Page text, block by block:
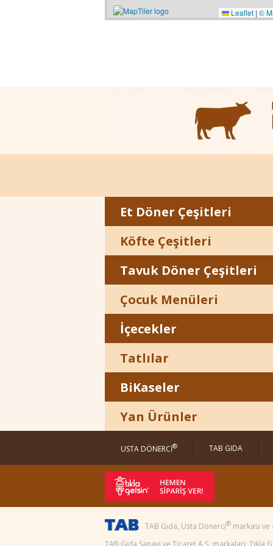
Leaflet | ©
Et Döner Çeşitleri
Köfte Çeşitleri
Tavuk Döner Çeşitleri
Çocuk Menüleri
İçecekler
Tatlılar
BiKaseler
Yan Ürünler
USTA DÖNERCİ® TAB GIDA
TAB Gıda, Usta Dönerci® markası